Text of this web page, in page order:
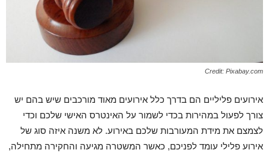
Credit: Pixabay.com
אירועים פליליים הם בדרך כלל אירועים מאוד מורכבים שיש בהם יש
צורך לפעול במהירות בכדי לשמור על האינטרס האישי שלכם וכדי
לצמצם את מידת המעורבות שלכם באירוע. לא משנה איזה סוג של
אירוע פלילי עומד לפניכם, כאשר המשטרה מגיעה והחקירה מתחילה,